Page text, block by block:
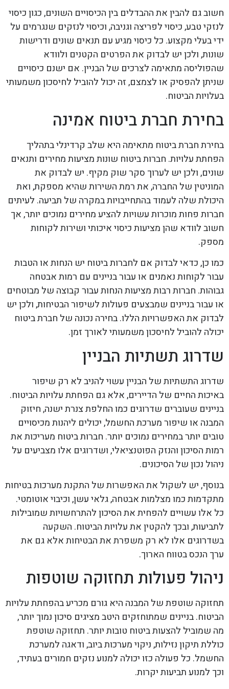
חשוב גם להבין את ההבדלים בין הכיסויים השונים, כגון כיסוי
לנזקי טבע, כיסוי לפריצה וגניבה, וכיסוי לנזקים שנגרמים על
ידי בעלי מקצוע. כל כיסוי מגיע עם תנאים שונים ודרישות
שונות, ולכן יש לבדוק את הפרטים הקטנים ולוודא
שהפוליסה מתאימה לצרכים של הבניין. אם ישנם כיסויים
שניתן להפסיק או לצמצם, זה יכול להוביל לחיסכון משמעותי
בעלויות הביטוח.
בחירת חברת ביטוח אמינה
בחירת חברת ביטוח מתאימה היא שלב קרדינלי בתהליך
הפחתת עלויות. חברות ביטוח שונות מציעות מחירים ותנאים
שונים, ולכן יש לערוך סקר שוק מקיף. יש לבדוק את
המוניטין של החברה, את רמת השירות שהיא מספקת, ואת
היכולת שלה לעמוד בהתחייבויות במקרה של תביעה. לעיתים
חברות פחות מוכרות עשויות להציע מחירים נמוכים יותר, אך
חשוב לוודא שהן מציעות כיסוי איכותי ושירות לקוחות
מספק.
כמו כן, כדאי לבדוק אם לחברות ביטוח יש הנחות או הטבות
עבור לקוחות נאמנים או עבור בניינים עם רמות אבטחה
גבוהות. חברות רבות מציעות הנחות עבור קבוצה של מבוטחים
או עבור בניינים שמבצעים פעולות לשיפור הבטיחות, ולכן יש
לבדוק את האפשרויות הללו. בחירה נכונה של חברת ביטוח
יכולה להוביל לחיסכון משמעותי לאורך זמן.
שדרוג תשתיות הבניין
שדרוג התשתיות של הבניין עשוי להניב לא רק שיפור
באיכות החיים של הדיירים, אלא גם הפחתת עלויות הביטוח.
בניינים שעוברים שדרוגים כמו החלפת צנרת ישנה, חיזוק
המבנה או שיפור מערכת החשמל, יכולים ליהנות מכיסויים
טובים יותר במחירים נמוכים יותר. חברות ביטוח מעריכות את
רמות הסיכון והנזק הפוטנציאלי, ושדרוגים אלו מצביעים על
ניהול נכון של הסיכונים.
בנוסף, יש לשקול את האפשרות של התקנת מערכות בטיחות
מתקדמות כמו מצלמות אבטחה, גלאי עשן, וכיבוי אוטומטי.
כל אלו עשויים להפחית את הסיכון להתרחשויות שמובילות
לתביעות, ובכך להקטין את עלויות הביטוח. השקעה
בשדרוגים אלו לא רק משפרת את הבטיחות אלא גם את
ערך הנכס בטווח הארוך.
ניהול פעולות תחזוקה שוטפות
תחזוקה שוטפת של המבנה היא גורם מכריע בהפחתת עלויות
הביטוח. בניינים שמתוחזקים היטב מציגים סיכון נמוך יותר,
מה שמוביל להצעות ביטוח טובות יותר. תחזוקה שוטפת
כוללת תיקון נזילות, ניקוי מערכות ביוב, ודאגה למערכת
החשמל. כל פעולה כזו יכולה למנוע נזקים חמורים בעתיד,
וכך למנוע תביעות יקרות.